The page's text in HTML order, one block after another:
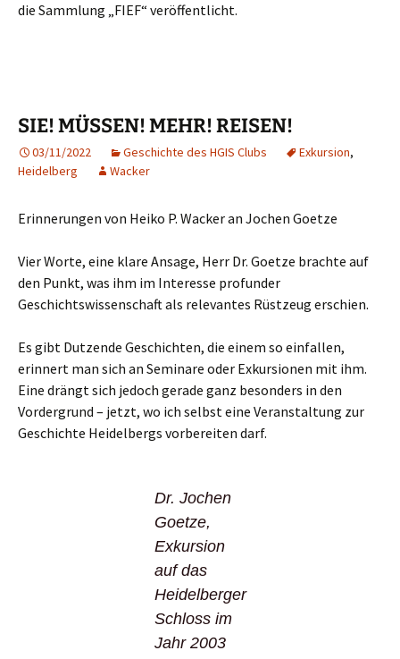
die Sammlung „FIEF“ veröffentlicht.
SIE! MÜSSEN! MEHR! REISEN!
03/11/2022 Geschichte des HGIS Clubs Exkursion,
Heidelberg
Wacker
Erinnerungen von Heiko P. Wacker an Jochen Goetze
Vier Worte, eine klare Ansage, Herr Dr. Goetze brachte auf
den Punkt, was ihm im Interesse profunder
Geschichtswissenschaft als relevantes Rüstzeug erschien.
Es gibt Dutzende Geschichten, die einem so einfallen,
erinnert man sich an Seminare oder Exkursionen mit ihm.
Eine drängt sich jedoch gerade ganz besonders in den
Vordergrund – jetzt, wo ich selbst eine Veranstaltung zur
Geschichte Heidelbergs vorbereiten darf.
Dr. Jochen
Goetze,
Exkursion
auf das
Heidelberger
Schloss im
Jahr 2003